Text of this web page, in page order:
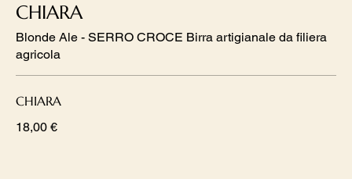
CHIARA
Blonde Ale - SERRO CROCE Birra artigianale da filiera
agricola
CHIARA
18,00 €